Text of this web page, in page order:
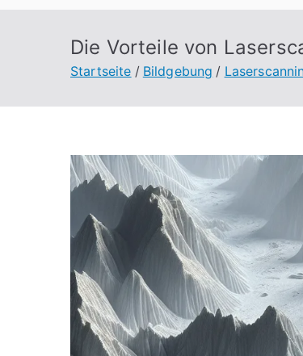
Die Vorteile von
Startseite Bildgebung